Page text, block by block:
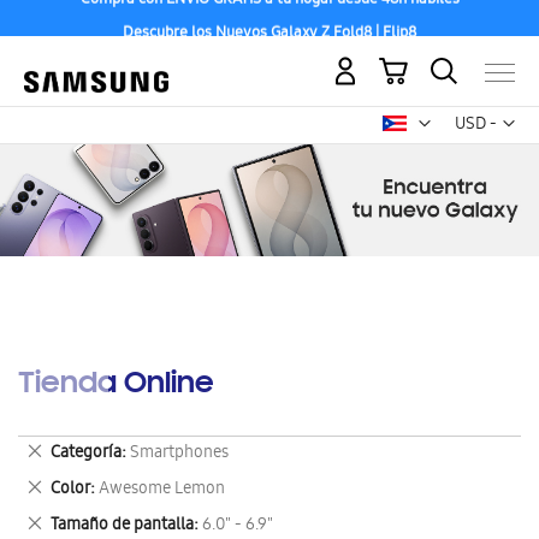
Descubre los Nuevos Galaxy Z Fold8 | Flip8
USD -
dólar
Mi carrito
Tienda Online
Categoría Smartphones
Eliminar
este
artículo
Color Awesome Lemon
Eliminar
este
Tamaño de pantalla 6.0" - 6.9"
Eliminar